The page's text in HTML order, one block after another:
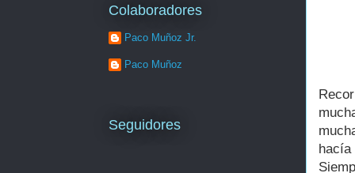
Colaboradores
Paco Muñoz Jr.
Paco Muñoz
Seguidores